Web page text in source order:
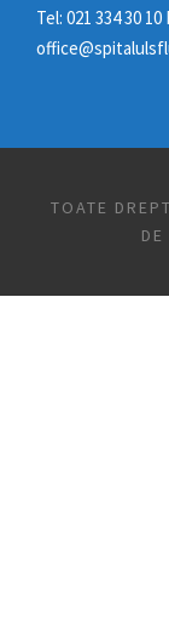
Tel: 021 334 30 10
TOATE